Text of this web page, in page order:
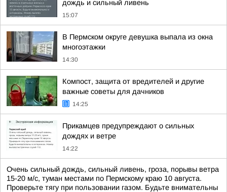
дождь и сильный ливень
15:07
В Пермском округе девушка выпала из окна
многоэтажки
14:30
Компост, защита от вредителей и другие
важные советы для дачников
14:25
Прикамцев предупреждают о сильных
дождях и ветре
14:22
Очень сильный дождь, сильный ливень, гроза, порывы ветра
15-20 м/с, туман местами по Пермскому краю 10 августа.
Проверьте тягу при пользовании газом. Будьте внимательны